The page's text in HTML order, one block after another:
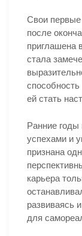
Свои
после
приглашена
стала
ей стать
Ранние
успехами и
признана
карьера
развиваясь
для